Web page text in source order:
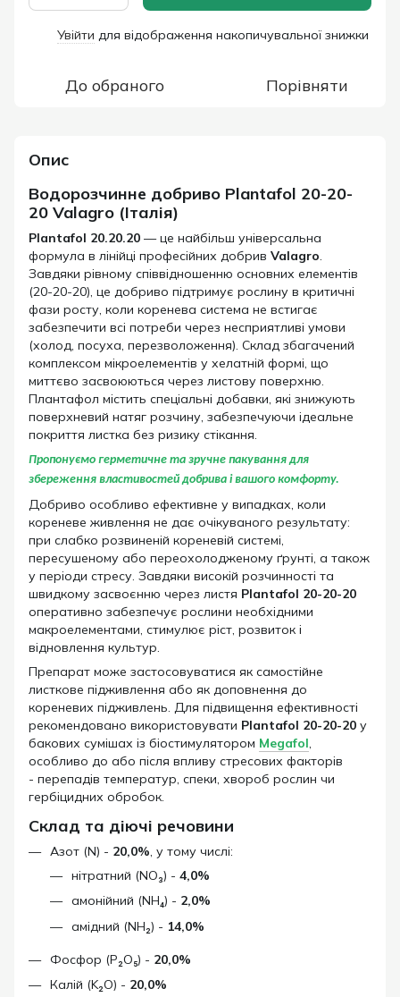
Увійти для відображення накопичувальної знижки
До обраного Порівняти
Опис
Водорозчинне добриво Plantafol 20-20-
20 Valagro (Італія)
Plantafol 20.20.20 — це найбільш універсальна
формула в лінійці професійних добрив Valagro.
Завдяки рівному співвідношенню основних елементів
(20-20-20), це добриво підтримує рослину в критичні
фази росту, коли коренева система не встигає
забезпечити всі потреби через несприятливі умови
(холод, посуха, перезволоження). Склад збагачений
комплексом мікроелементів у хелатній формі, що
миттєво засвоюються через листову поверхню.
Плантафол містить спеціальні добавки, які знижують
поверхневий натяг розчину, забезпечуючи ідеальне
покриття листка без ризику стікання.
Пропонуємо герметичне та зручне пакування для
збереження властивостей добрива і вашого комфорту.
Добриво особливо ефективне у випадках, коли
кореневе живлення не дає очікуваного результату:
при слабко розвиненій кореневій системі,
пересушеному або переохолодженому ґрунті, а також
у періоди стресу. Завдяки високій розчинності та
швидкому засвоєнню через листя Plantafol 20-20-20
оперативно забезпечує рослини необхідними
макроелементами, стимулює ріст, розвиток і
відновлення культур.
Препарат може застосовуватися як самостійне
листкове підживлення або як доповнення до
кореневих підживлень. Для підвищення ефективності
рекомендовано використовувати Plantafol 20-20-20 у
бакових сумішах із біостимулятором Megafol,
особливо до або після впливу стресових факторів
- перепадів температур, спеки, хвороб рослин чи
гербіцидних обробок.
Склад та діючі речовини
Азот (N) - 20,0%, у тому числі:
нітратний (NO₃) - 4,0%
амонійний (NH₄) - 2,0%
амідний (NH₂) - 14,0%
Фосфор (P₂O₅) - 20,0%
Калій (K₂O) - 20,0%